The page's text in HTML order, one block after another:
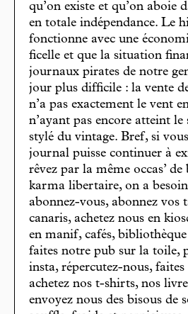
qu’on existe et qu’on aboie
en totale indépendance. Le
fonctionne avec une
ficelle et que la situation
journaux pirates de notre
jour plus difficile : la vente
n’a pas exactement le vent
n’ayant pas encore atteint
stylé du vintage. Bref, si
journal puisse continuer à
rêvez par la même occas’
karma libertaire, on a
abonnez-vous, abonnez vos
canaris, achetez nous en
en manif, cafés,
faites notre pub sur la toile,
insta, répercutez-nous, faites
achetez nos t-shirts, nos
envoyez nous des bisous de